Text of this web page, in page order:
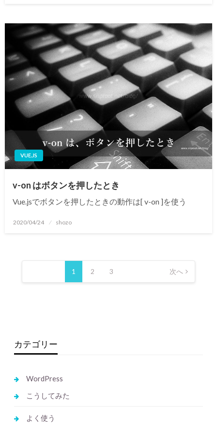
VUE.JS
v-on はボタンを押したとき
Vue.jsでボタンを押したときの動作は[ v-on ]を使う
投
2020/04/24 shozo
投
の
送
り
1 2 3 次へ
カテゴリー
WordPress
こうしてみた
よく使う